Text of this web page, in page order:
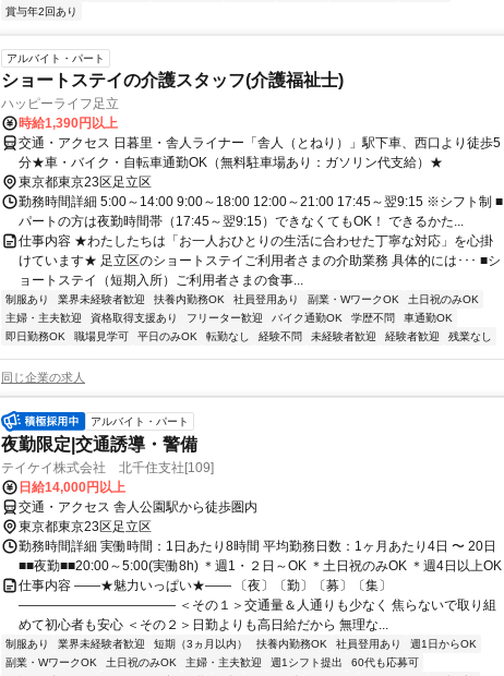
賞与年2回あり
アルバイト・パート
ショートステイの介護スタッフ(介護福祉士)
ハッピーライフ足立
時給1,390円以上
交通・アクセス 日暮里・舎人ライナー「舎人（とねり）」駅下車、西口より徒歩5
分★車・バイク・自転車通勤OK（無料駐車場あり：ガソリン代支給）★
東京都東京23区足立区
勤務時間詳細 5:00～14:00 9:00～18:00 12:00～21:00 17:45～翌9:15 ※シフト制 ■
パートの方は夜勤時間帯（17:45～翌9:15）できなくてもOK！ できるかた...
仕事内容 ★わたしたちは「お一人おひとりの生活に合わせた丁寧な対応」を心掛
けています★ 足立区のショートステイご利用者さまの介助業務 具体的には･･･ ■シ
ョートステイ（短期入所）ご利用者さまの食事...
制服あり 業界未経験者歓迎 扶養内勤務OK 社員登用あり 副業・WワークOK
土日祝のみOK
主婦・主夫歓迎
資格取得支援あり フリーター歓迎 バイク通勤OK 学歴不問
車通勤OK
即日勤務OK
職場見学可 平日のみOK 転勤なし 経験不問 未経験者歓迎 経験者歓迎 残業なし
同じ企業の求人
アルバイト・パート
夜勤限定|交通誘導・警備
テイケイ株式会社 北千住支社[109]
日給14,000円以上
交通・アクセス 舎人公園駅から徒歩圏内
東京都東京23区足立区
勤務時間詳細 実働時間：1日あたり8時間 平均勤務日数：1ヶ月あたり4日 〜 20日
■■夜勤■■20:00～5:00(実働8h) ＊週1・２日～OK ＊土日祝のみOK ＊週4日以上OK
仕事内容 ――★魅力いっぱい★―― 〔夜〕〔勤〕〔募〕〔集〕
―――――――――――― ＜その１＞交通量＆人通りも少なく 焦らないで取り組
めて初心者も安心 ＜その２＞日勤よりも高日給だから 無理な...
制服あり 業界未経験者歓迎 短期（3ヵ月以内） 扶養内勤務OK 社員登用あり
週1日からOK
副業・WワークOK
土日祝のみOK 主婦・主夫歓迎 週1シフト提出
60代も応募可